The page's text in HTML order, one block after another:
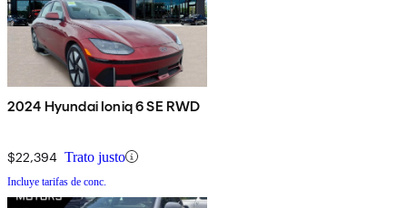
2024 Hyundai Ioniq 6 SE RWD
$22,394 Trato justo
Incluye tarifas de conc.